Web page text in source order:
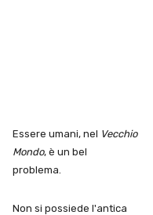
Essere umani, nel Vecchio
Mondo, è un bel
problema.
Non si possiede l'antica